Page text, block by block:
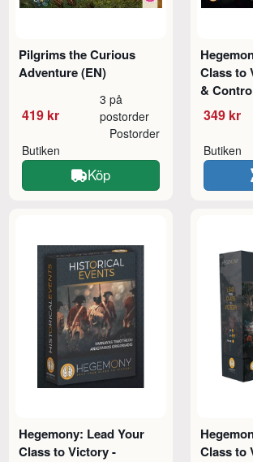
Pilgrims the Curious
Adventure (EN)
419 kr
3 på
postorder
Butiken
Postorder
Köp
Class to
&
349 kr
Butiken
Hegemony: Lead Your
Class to Victory -
Class to